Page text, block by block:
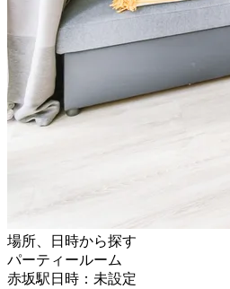
場所、日時から探す
パーティールーム
赤坂駅日時：未設定